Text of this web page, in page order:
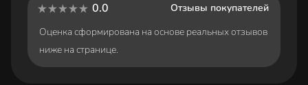
0.0
Отзывы покупателей
Оценка сформирована на основе реальных отзывов
ниже на странице.